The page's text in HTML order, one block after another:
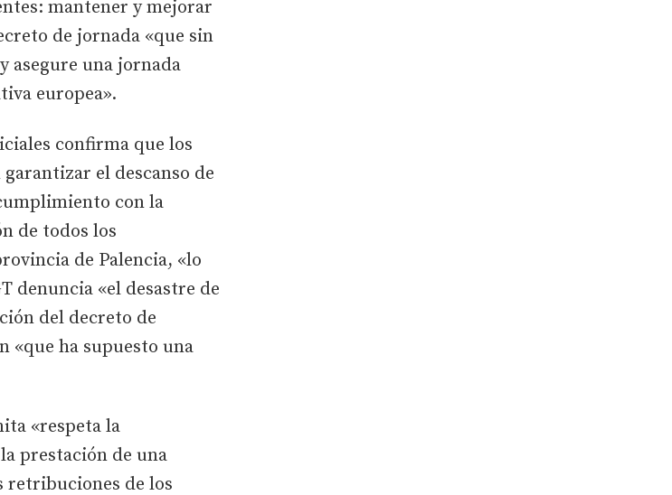
mantener y mejorar
de jornada «que sin
asegure una jornada
europea».
confirma que los
el descanso de
con la
de todos los
de Palencia, «lo
denuncia «el desastre de
del decreto de
«que ha supuesto una
«respeta la
prestación de una
retribuciones de los